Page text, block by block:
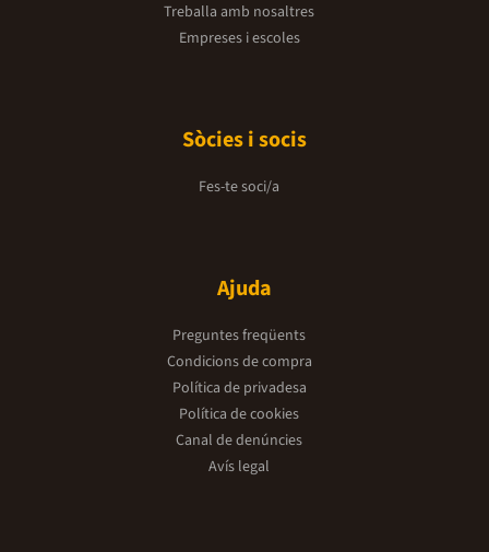
Treballa amb nosaltres
Empreses i escoles
Sòcies i socis
Fes-te soci/a
Ajuda
Preguntes freqüents
Condicions de compra
Política de privadesa
Política de cookies
Canal de denúncies
Avís legal